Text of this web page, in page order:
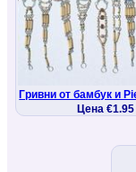
Гривни от бамбук и
Цена €1.95